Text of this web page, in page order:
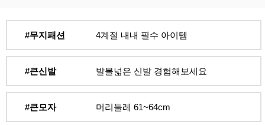
#무지패션 4계절 내내 필수 아이템
#큰신발 발볼넓은 신발 경험해보세요
#큰모자 머리둘레 61~64cm